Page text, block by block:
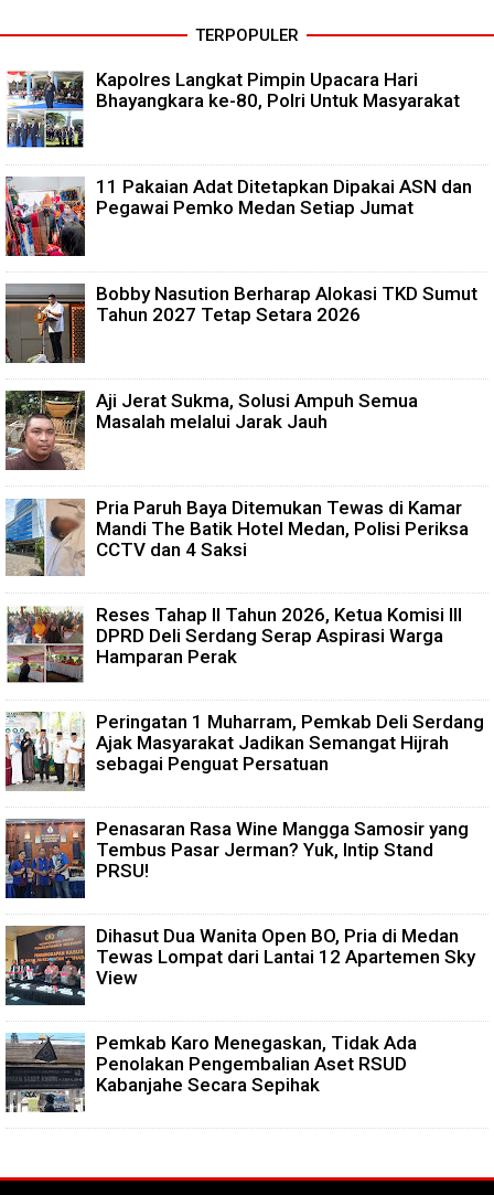
TERPOPULER
Kapolres Langkat Pimpin Upacara Hari
Bhayangkara ke-80, Polri Untuk Masyarakat
11 Pakaian Adat Ditetapkan Dipakai ASN dan
Pegawai Pemko Medan Setiap Jumat
Bobby Nasution Berharap Alokasi TKD Sumut
Tahun 2027 Tetap Setara 2026
Aji Jerat Sukma, Solusi Ampuh Semua
Masalah melalui Jarak Jauh
Pria Paruh Baya Ditemukan Tewas di Kamar
Mandi The Batik Hotel Medan, Polisi Periksa
CCTV dan 4 Saksi
Reses Tahap II Tahun 2026, Ketua Komisi III
DPRD Deli Serdang Serap Aspirasi Warga
Hamparan Perak
Peringatan 1 Muharram, Pemkab Deli Serdang
Ajak Masyarakat Jadikan Semangat Hijrah
sebagai Penguat Persatuan
Penasaran Rasa Wine Mangga Samosir yang
Tembus Pasar Jerman? Yuk, Intip Stand
PRSU!
Dihasut Dua Wanita Open BO, Pria di Medan
Tewas Lompat dari Lantai 12 Apartemen Sky
View
Pemkab Karo Menegaskan, Tidak Ada
Penolakan Pengembalian Aset RSUD
Kabanjahe Secara Sepihak